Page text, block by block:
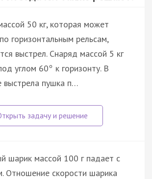
50 кг, которая может
горизонтальным рельсам,
выстрел. Снаряд массой 5 кг
углом 60° к горизонту. В
выстрела пушка п…
шарик массой 100 г падает с
Отношение скорости шарика